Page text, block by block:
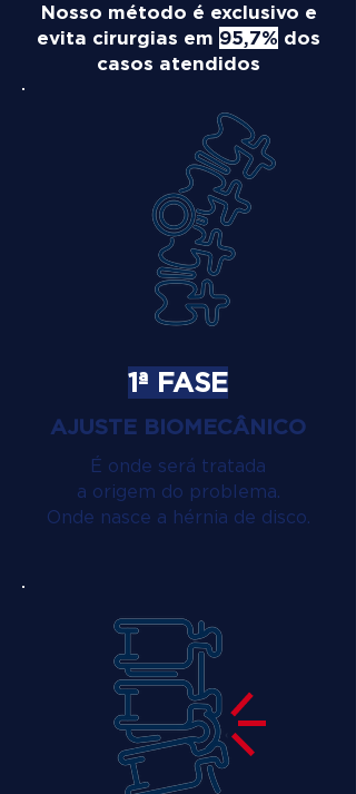
Nosso método é exclusivo e
evita cirurgias em 95,7% dos
casos atendidos
1ª FASE
AJUSTE BIOMECÂNICO
É onde será tratada
a origem do problema.
Onde nasce a hérnia de disco.